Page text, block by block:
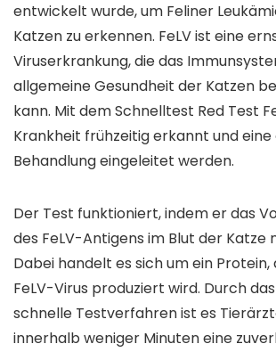
entwickelt wurde, um Feliner
Katzen zu erkennen. FeLV ist eine
Viruserkrankung, die das
allgemeine Gesundheit der Katzen
kann. Mit dem Schnelltest Red Test
Krankheit frühzeitig erkannt und
Behandlung eingeleitet werden.
Der Test funktioniert, indem er das
des FeLV-Antigens im Blut der Katze
Dabei handelt es sich um ein Protein,
FeLV-Virus produziert wird. Durch
schnelle Testverfahren ist es
innerhalb weniger Minuten eine